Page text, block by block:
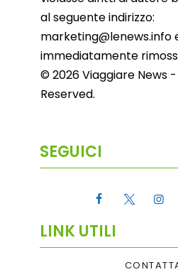
al seguente indirizzo:
marketing@lenews.info
immediatamente
© 2026 Viaggiare News
Reserved.
SEGUICI
LINK UTILI